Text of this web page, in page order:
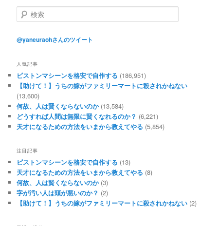
検
索
@yaneuraohさんのツイート
人気記事
ピストンマシーンを格安で自作する (186,951)
【助けて！】うちの嫁がファミリーマートに殺されかねない
(13,600)
何故、人は賢くならないのか (13,584)
どうすれば人間は無限に賢くなれるのか？ (6,221)
天才になるための方法をいまから教えてやる (5,854)
注目記事
ピストンマシーンを格安で自作する (13)
天才になるための方法をいまから教えてやる (8)
何故、人は賢くならないのか (3)
字が汚い人は頭が悪いのか？ (2)
【助けて！】うちの嫁がファミリーマートに殺されかねない (2)